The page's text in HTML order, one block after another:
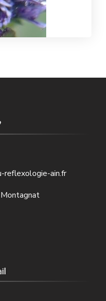
reflexologie-ain.fr